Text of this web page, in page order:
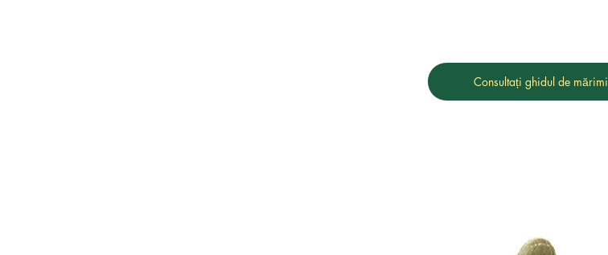
Consultați ghidul de mărimi